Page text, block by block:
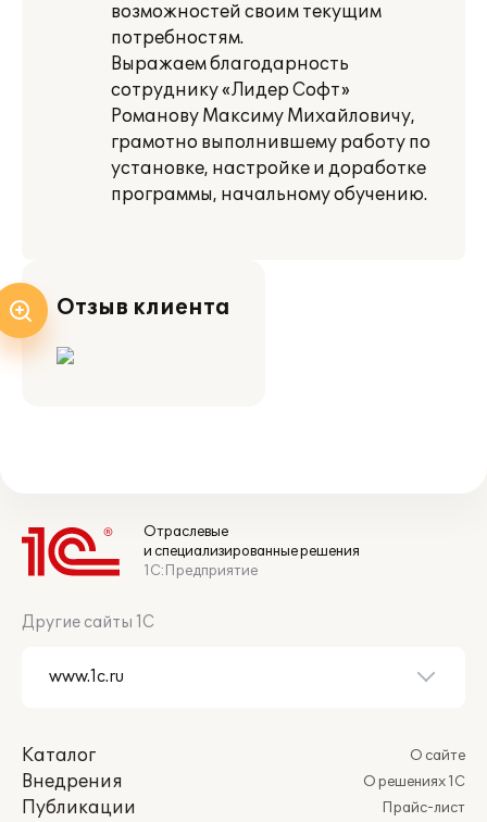
возможностей своим текущим
потребностям.
Выражаем благодарность
сотруднику «Лидер Софт»
Романову Максиму Михайловичу,
грамотно выполнившему работу по
установке, настройке и доработке
программы, начальному обучению.
Отзыв клиента
Отраслевые
и специализированные решения
1С:Предприятие
Другие сайты 1С
Каталог
Внедрения
Публикации
О сайте
О решениях 1С
Прайс-лист